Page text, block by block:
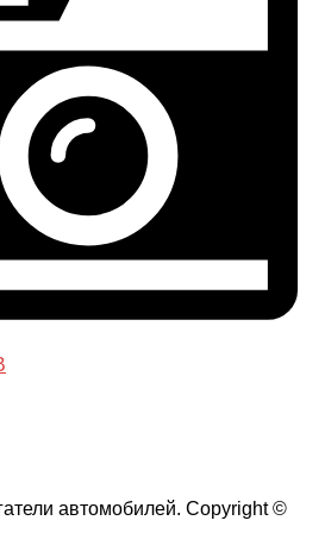
автомобилей. Copyright ©